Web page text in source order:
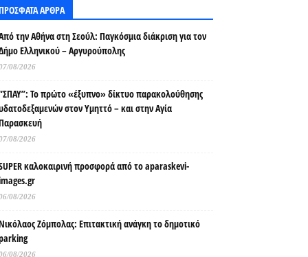
ΑΡΘΡΑ
την Αθήνα στη Σεούλ: Παγκόσμια διάκριση για τον
Ελληνικού – Αργυρούπολης
08/2026
Το πρώτο «έξυπνο» δίκτυο παρακολούθησης
στον Υμηττό – και στην Αγία
08/2026
καλοκαιρινή προσφορά από το aparaskevi-
08/2026
Ζόμπολας: Επιτακτική ανάγκη το δημοτικό
08/2026